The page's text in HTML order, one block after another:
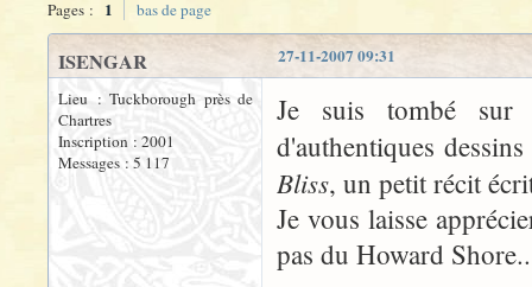
Pages : 1 bas de page
27-11-2007 09:31
ISENGAR
Lieu : Tuckborough près de
Chartres
Inscription : 2001
Messages : 5 117
Je suis tombé sur
d'authentiques
Bliss, un petit récit
Je vous laisse
pas du Howard